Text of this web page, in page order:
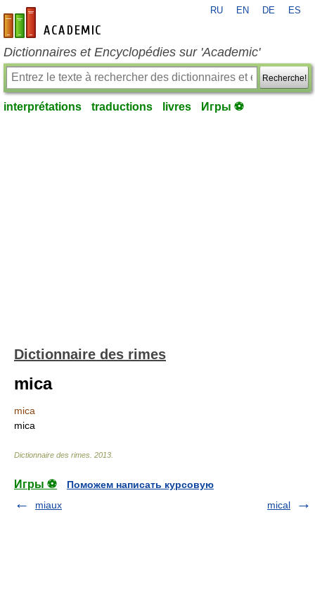
fr-academic.com
RU EN DE ES
Dictionnaires et Encyclopédies sur 'Academic'
Recherche!
interprétations traductions livres Игры ⚽
Dictionnaire des rimes
mica
mica
mica
Dictionnaire des rimes 2013
Игры ⚽
Поможем написать курсовую
miaux
mical